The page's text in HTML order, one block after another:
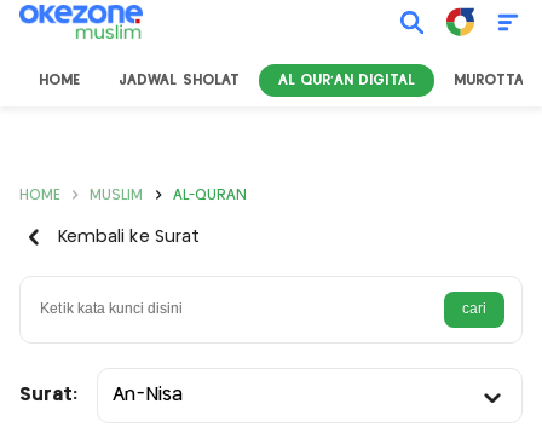
HOME JADWAL SHOLAT AL QUR'AN DIGITAL MUROTTAL
HOME MUSLIM AL-QURAN
Kembali ke Surat
Surat: An-Nisa